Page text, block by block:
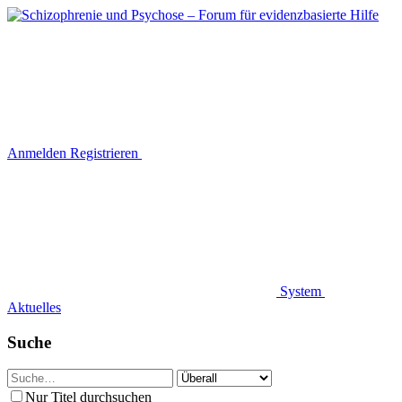
Anmelden Registrieren
System
Aktuelles
Suche
Nur Titel durchsuchen